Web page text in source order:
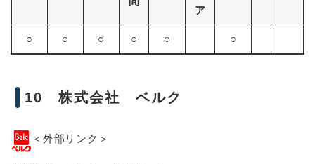
ア
○ ○ ○ ○ ○ ○
10 株式会社 ベルク
＜外部リンク＞